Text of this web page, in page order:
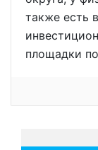
также есть
площадки